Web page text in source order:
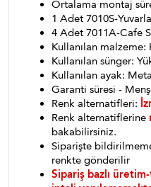
Ortalama montaj
1 Adet 7010S-
4 Adet 7011A-Cafe
Kullanılan malzeme:
Kullanılan sünger:
Kullanılan ayak:
Garanti süresi -
Renk alternatifleri:
Renk alternatiflerine
bakabilirsiniz.
Siparişte
renkte gönderilir
Sipariş bazlı